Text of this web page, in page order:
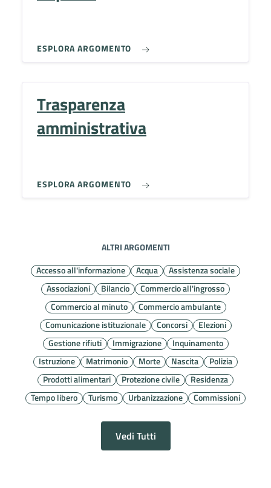
ESPLORA ARGOMENTO
Trasparenza
amministrativa
ESPLORA ARGOMENTO
ALTRI ARGOMENTI
Accesso all'informazione
Acqua
Assistenza sociale
Associazioni
Bilancio
Commercio all'ingrosso
Commercio al minuto
Commercio ambulante
Comunicazione istituzionale
Concorsi
Elezioni
Gestione rifiuti
Immigrazione
Inquinamento
Istruzione
Matrimonio Morte Nascita
Polizia
Prodotti alimentari
Protezione civile
Residenza
Tempo libero
Turismo Urbanizzazione Commissioni
Vedi Tutti